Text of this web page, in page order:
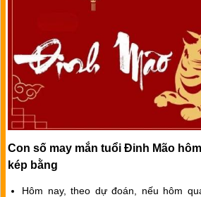
Con số may mắn tuổi Đinh Mão
kép bằng
Hôm nay, theo dự đoán, nếu hôm